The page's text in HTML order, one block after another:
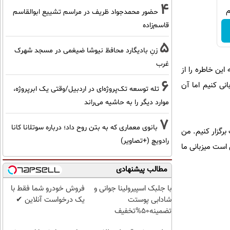
خاطره را از
کنیم اما آن
کنیم. من
است میزبانی ما
4 حضور محمدجواد ظریف در مراسم تشییع ابوالقاسم
قاسم‌زاده
5 زنِ بادیگارد محافظ نیوشا ضیغمی در مسجد شهرک
غرب
6 تله توسعه تک‌پروژه‌ای در اردبیل/وقتی یک ابرپروژه،
موارد دیگر را به حاشیه می‌راند
7 بانوی معماری که به بتن روح داد؛ درباره سوتلانا کانا
رادویچ (+تصاویر)
مطالب پیشنهادی
با جلبک اسپیرولینا جوانی و
شادابی پوستت
تضمینه50%تخفیف
فروش خودرو شما فقط با
یک درخواست آنلاین ✔